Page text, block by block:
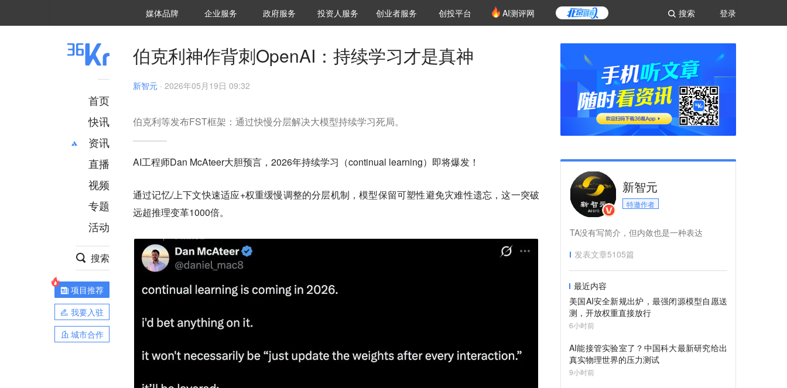
登录
搜索
媒体品牌 36Kr研究院
企业服务 城市之窗
政府服务 VClub投资机构库
投资机构职位推介
投资人服务 创投氪堂
创业者服务 创投平台 AI测评网
首页
快讯
资讯
推荐
财经
项目推荐
安徽
直播
视频
专题
活动
搜索
项目推荐
我要入驻
城市合作
伯克利神作背刺OpenAI：持续学习才是真神
新智元 · 2026年05月19日 09:32
伯克利等发布FST框架：通过快慢分层解决大模型持续学习死局。
AI工程师Dan McAteer大胆预言，2026年持续学习（continual learning）即将爆发！
通过记忆/上下文快速适应+权重缓慢调整的分层机制，模型保留可塑性避免灾难性遗忘，这一突破
远超推理变革1000倍。
新智元
特邀作者
TA没有写简介，但内敛也是一种表达
发表文章5105篇
最近内容
美国AI安全新规出炉，最强闭源模型自愿送
测，开放权重直接放行
6小时前
AI能接管实验室了？中国科大最新研究给出
真实物理世界的压力测试
9小时前